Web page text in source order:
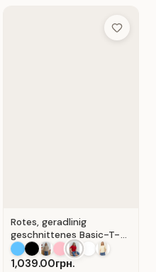
List Add to
Rotes, geradlinig
geschnittenes Basic-T-
Shirt aus Baumwolle . Rot
.1,039.00грн.